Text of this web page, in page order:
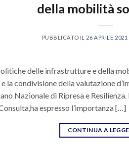
della mobilità
PUBBLICATO IL 26 APRILE 2021
delle infrastrutture e della
la condivisione della valutazione
Nazionale di Ripresa e
espresso l’importanza […]
CONTINUA A